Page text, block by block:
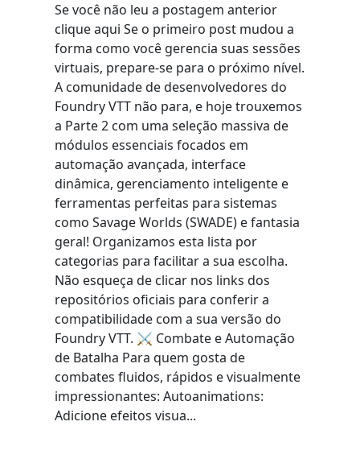
Se você não leu a postagem anterior
clique aqui Se o primeiro post mudou a
forma como você gerencia suas sessões
virtuais, prepare-se para o próximo nível.
A comunidade de desenvolvedores do
Foundry VTT não para, e hoje trouxemos
a Parte 2 com uma seleção massiva de
módulos essenciais focados em
automação avançada, interface
dinâmica, gerenciamento inteligente e
ferramentas perfeitas para sistemas
como Savage Worlds (SWADE) e fantasia
geral! Organizamos esta lista por
categorias para facilitar a sua escolha.
Não esqueça de clicar nos links dos
repositórios oficiais para conferir a
compatibilidade com a sua versão do
Foundry VTT. ⚔️ Combate e Automação
de Batalha Para quem gosta de
combates fluidos, rápidos e visualmente
impressionantes: Autoanimations:
Adicione efeitos visua...